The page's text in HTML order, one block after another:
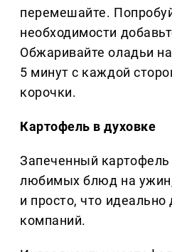
перемешайте.
необходимости
Обжаривайте оладьи
5 минут с каждой
корочки.
Картофель в духовке
Запеченный
любимых блюд на ужин,
и просто, что
компаний.